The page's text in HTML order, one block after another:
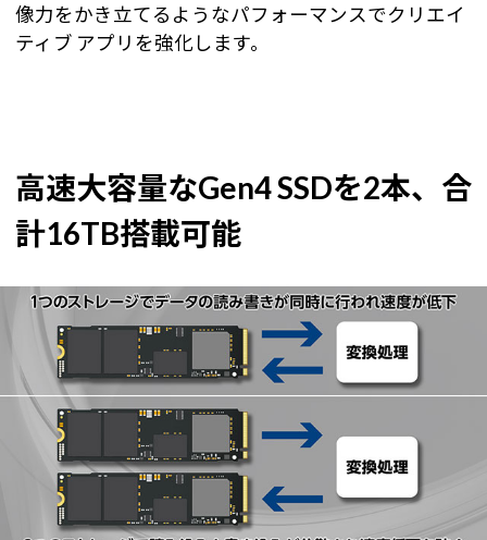
像力をかき立てるようなパフォーマンスでクリエイ
ティブ アプリを強化します。
高速大容量なGen4 SSDを2本、合
計16TB搭載可能